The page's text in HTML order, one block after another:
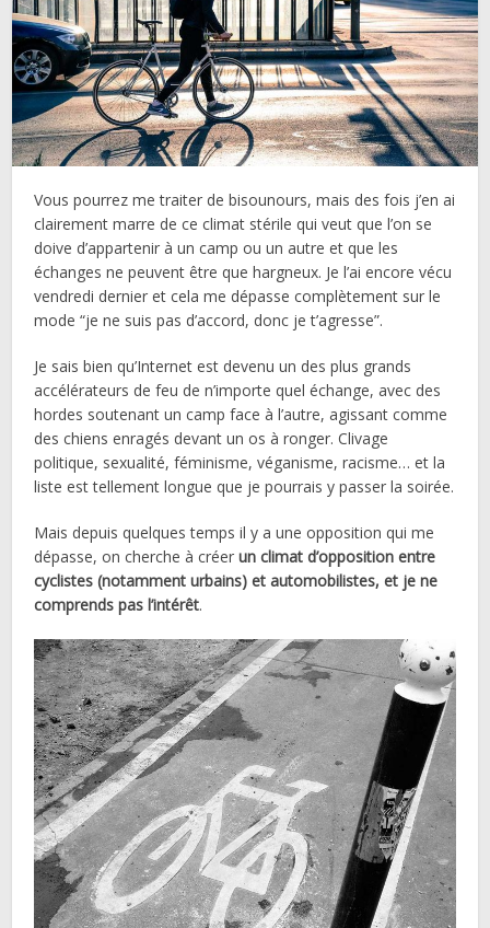
Vous pourrez me traiter de bisounours, mais des fois j’en ai
clairement marre de ce climat stérile qui veut que l’on se
doive d’appartenir à un camp ou un autre et que les
échanges ne peuvent être que hargneux. Je l’ai encore vécu
vendredi dernier et cela me dépasse complètement sur le
mode “je ne suis pas d’accord, donc je t’agresse”.
Je sais bien qu’Internet est devenu un des plus grands
accélérateurs de feu de n’importe quel échange, avec des
hordes soutenant un camp face à l’autre, agissant comme
des chiens enragés devant un os à ronger. Clivage
politique, sexualité, féminisme, véganisme, racisme… et la
liste est tellement longue que je pourrais y passer la soirée.
Mais depuis quelques temps il y a une opposition qui me
dépasse, on cherche à créerun climat d’opposition entre
cyclistes (notamment urbains) et automobilistes, et je ne
comprends pas l’intérêt.